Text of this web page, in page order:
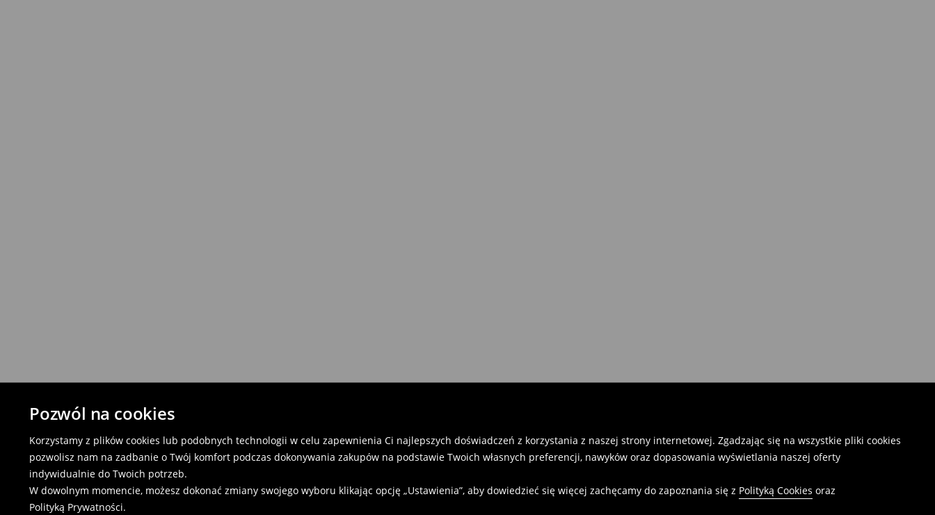
Pozwól na cookies
Korzystamy z plików cookies lub podobnych technologii w celu zapewnienia Ci najlepszych doświadczeń z korzystania z naszej strony internetowej. Zgadzając się na wszystkie pliki cookies
pozwolisz nam na zadbanie o Twój komfort podczas dokonywania zakupów na podstawie Twoich własnych preferencji, nawyków oraz dopasowania wyświetlania naszej oferty
indywidualnie do Twoich potrzeb.
W dowolnym momencie, możesz dokonać zmiany swojego wyboru klikając opcję „Ustawienia”, aby dowiedzieć się więcej zachęcamy do zapoznania się z Polityką Cookies oraz
Polityką Prywatności.